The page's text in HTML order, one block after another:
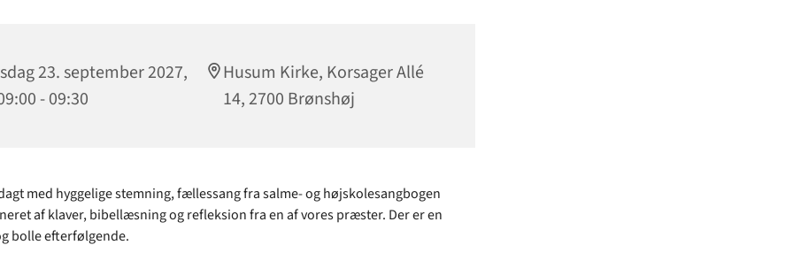
23. september 2027,
- 09:30
Husum Kirke, Korsager Allé
14, 2700 Brønshøj
med hyggelige stemning, fællessang fra salme- og højskolesangbogen
af klaver, bibellæsning og refleksion fra en af vores præster. Der er en
bolle efterfølgende.